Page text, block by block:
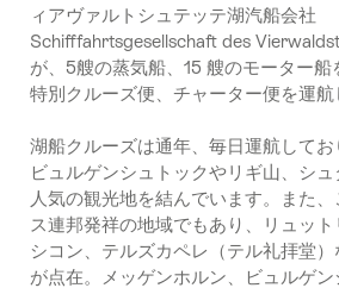
ィアヴァルトシュテッテ湖汽船会社
Schifffahrtsgesellschaft des
が、5艘の蒸気船、15 艘のモーター
特別クルーズ便、チャーター便を運航
湖船クルーズは通年、毎日運航して
ビュルゲンシュトックやリギ山、シ
人気の観光地を結んでいます。また
ス連邦発祥の地域でもあり、リュッ
シコン、テルズカペレ（テル礼拝堂
が点在。メッゲンホルン、ビュルゲ